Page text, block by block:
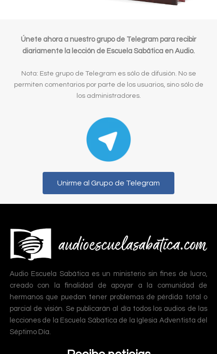
Únete ahora a nuestro grupo de Telegram para recibir
diariamente la lección de Escuela Sabática en Audio.
Nota: Este grupo de Telegram es sólo de difusión. No se
permiten comentarios por parte de los usuarios, sino sólo de
los administradores.
Unirme al Grupo de Telegram
Audio Escuela Sabática es un ministerio sin fines de lucro,
creado con la finalidad de apoyar a la comunidad de
hermanos que puedan tener problemas de pérdida total o
parcial de visión. Se publicarán al día todos los audios de las
lecciones de la Escuela Sábatica de la Iglesia Adventista del
Séptimo Día.